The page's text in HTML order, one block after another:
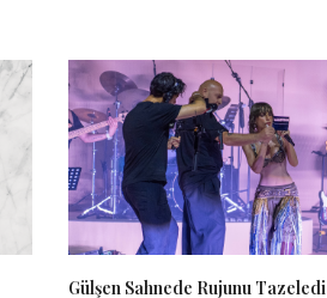
Gülşen Sahnede Rujunu Tazeledi